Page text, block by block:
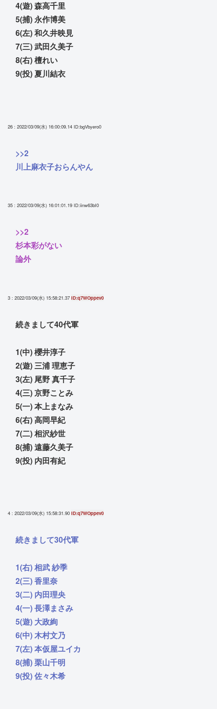
4(遊) 森高千里
5(捕) 永作博美
6(左) 和久井映見
7(三) 武田久美子
8(右) 檀れい
9(投) 夏川結衣
26 : 2022/03/09(水) 16:00:09.14 ID:bgVbyero0
>>2
川上麻衣子おらんやん
35 : 2022/03/09(水) 16:01:01.19 ID:iinw63bI0
>>2
杉本彩がない
論外
3 : 2022/03/09(水) 15:58:21.37 ID:q7WOppev0
続きまして40代軍
1(中) 櫻井淳子
2(遊) 三浦 理恵子
3(左) 尾野 真千子
4(三) 京野ことみ
5(一) 本上まなみ
6(右) 高岡早紀
7(二) 相沢紗世
8(捕) 遠藤久美子
9(投) 内田有紀
4 : 2022/03/09(水) 15:58:31.90 ID:q7WOppev0
続きまして30代軍
1(右) 相武 紗季
2(三) 香里奈
3(二) 内田理央
4(一) 長澤まさみ
5(遊) 大政絢
6(中) 木村文乃
7(左) 本仮屋ユイカ
8(捕) 栗山千明
9(投) 佐々木希